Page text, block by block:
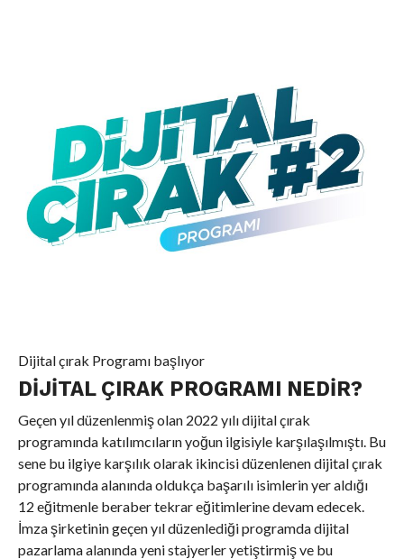
Dijital çırak Programı başlıyor
DIJITAL ÇIRAK PROGRAMI NEDIR?
Geçen yıl düzenlenmiş olan 2022 yılı dijital çırak
programında katılımcıların yoğun ilgisiyle karşılaşılmıştı. Bu
sene bu ilgiye karşılık olarak ikincisi düzenlenen dijital çırak
programında alanında oldukça başarılı isimlerin yer aldığı
12 eğitmenle beraber tekrar eğitimlerine devam edecek.
İmza şirketinin geçen yıl düzenlediği programda dijital
pazarlama alanında yeni stajyerler yetiştirmiş ve bu